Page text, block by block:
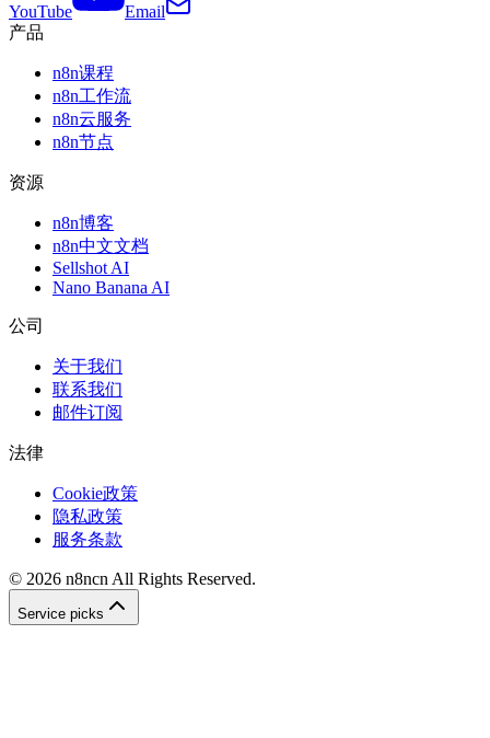
YouTube
Email
产品
n8n课程
n8n工作流
n8n云服务
n8n节点
资源
n8n博客
n8n中文文档
Sellshot AI
Nano Banana AI
公司
关于我们
联系我们
邮件订阅
法律
Cookie政策
隐私政策
服务条款
© 2026 n8ncn All Rights Reserved.
Service picks